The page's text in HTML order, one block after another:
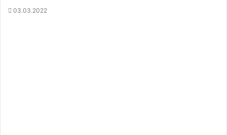
03.03.2022